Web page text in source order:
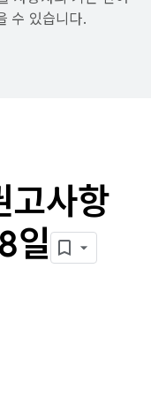
수 있습니다.
사항
일